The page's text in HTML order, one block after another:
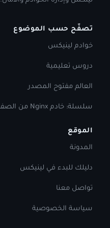
تصفّح حسب الموضوع
خوادم لينيكس
دروس تعليمية
العالم مفتوح المصدر
سلسلة: خادم Nginx من الصفر
الموقع
المدونة
دليلك للبدء في لينيكس
تواصل معنا
سياسة الخصوصية